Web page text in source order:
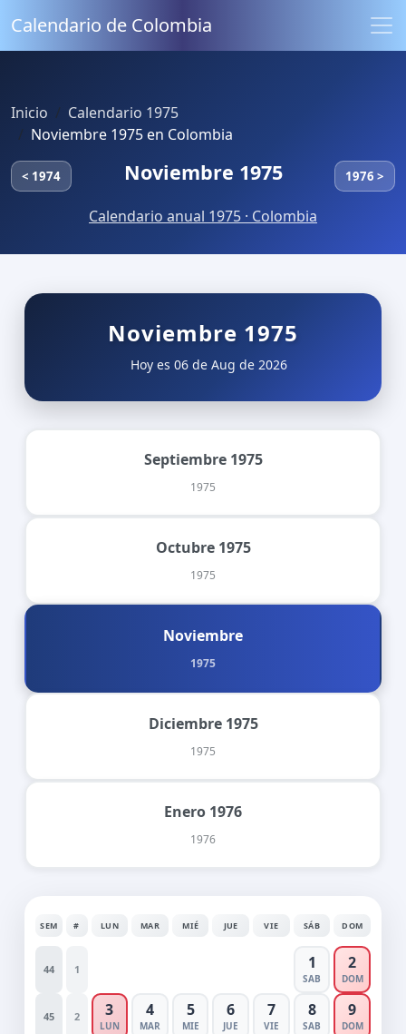
Calendario de Colombia
Inicio
Calendario 1975
Noviembre 1975 en Colombia
< 1974 Noviembre 1975 1976 >
Calendario anual 1975 · Colombia
Noviembre 1975
Hoy es 06 de Aug de 2026
Septiembre 1975
1975
Octubre 1975
1975
Noviembre
1975
Diciembre 1975
1975
Enero 1976
1976
SEM # LUN MAR MIÉ JUE VIE SÁB DOM
44 1 1
SAB
2
DOM
45 2 3
LUN
4
MAR
5
MIE
6
JUE
7
VIE
8
SAB
9
DOM